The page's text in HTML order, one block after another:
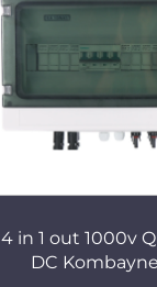
4 in 1 out 1000v
DC